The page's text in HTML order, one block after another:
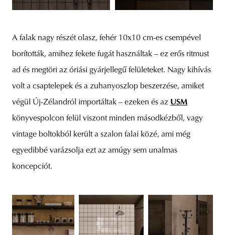
A falak nagy részét olasz, fehér 10x10 cm-es csempével
borították, amihez fekete fugát használtak – ez erős ritmust
ad és megtöri az óriási gyárjellegű felületeket. Nagy kihívás
volt a csaptelepek és a zuhanyoszlop beszerzése, amiket
végül Új-Zélandról importáltak – ezeken és az USM
könyvespolcon felül viszont minden másodkézből, vagy
vintage boltokból került a szalon falai közé, ami még
egyedibbé varázsolja ezt az amúgy sem unalmas
koncepciót.